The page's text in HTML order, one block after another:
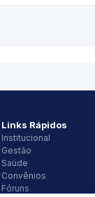
Links Rápidos
Institucional
Gestão
Saúde
Convênios
Fóruns